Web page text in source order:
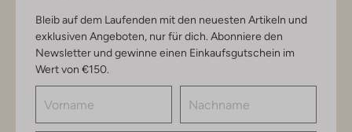
Bleib auf dem Laufenden mit den neuesten Artikeln und
exklusiven Angeboten, nur für dich. Abonniere den
Newsletter und gewinne einen Einkaufsgutschein im
Wert von €150.